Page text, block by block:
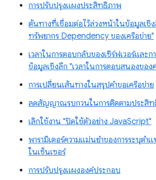
การปรับปรุงแผงประสิทธิภาพ
ต้นทางที่เชื่อมต่อไว้ล่วงหน้าในข้อมูลเชิ
ทรัพยากร Dependency ของเครือข่าย"
เวลาในการตอบกลับของเซิร์ฟเวอร์และ
ข้อมูลเชิงลึก "เวลาในการตอบสนองของ
การเปลี่ยนเส้นทางในสรุปคำขอเครือข่าย
ลดสัญญาณรบกวนในการติดตามประสิท
เลิกใช้งาน "ปิดใช้ตัวอย่าง JavaScript"
พารามิเตอร์ความแม่นยำของการระบุตำ
ในเซ็นเซอร์
การปรับปรุงแผงองค์ประกอบ